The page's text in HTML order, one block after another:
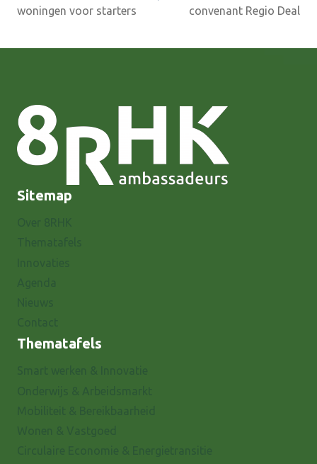
woningen voor starters
convenant Regio Deal
Sitemap
Thematafels